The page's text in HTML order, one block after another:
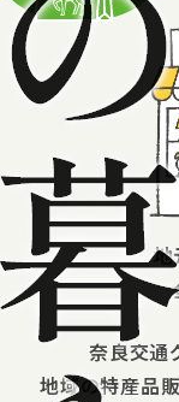
地
奈良交通
地域の特産品